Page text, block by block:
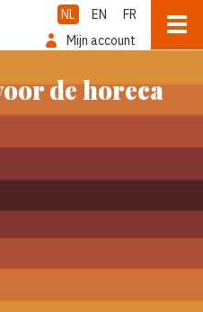
NL EN
FR
Mijn account
de horeca